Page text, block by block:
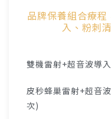
品牌保養組合療
入、粉刺
雙機雷射+超音波導
皮秒蜂巢雷射+超音
次)